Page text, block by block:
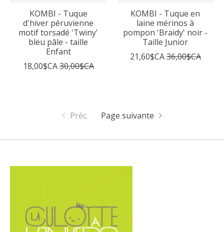
KOMBI - Tuque
d'hiver péruvienne
motif torsadé 'Twiny'
bleu pâle - taille
Enfant
18,00$CA30,00$CA
KOMBI - Tuque en
laine mérinos à
pompon 'Braidy' noir -
Taille Junior
21,60$CA36,00$CA
Préc. Page suivante